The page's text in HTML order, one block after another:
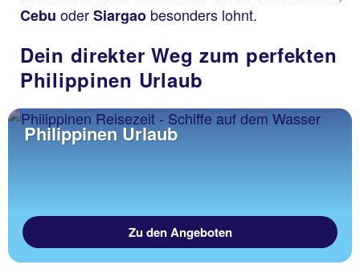
Cebu oderSiargao besonders lohnt.
Dein direkter Weg zum perfekten
Philippinen Urlaub
Philippinen Urlaub
Zu den Angeboten